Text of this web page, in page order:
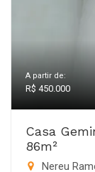
A partir de:
R$ 450.000
Casa
86m²
Nereu